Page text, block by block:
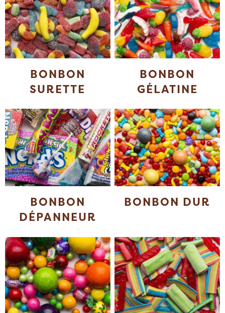
BONBON
SURETTE
BONBON
GÉLATINE
BONBON
DÉPANNEUR
BONBON DUR